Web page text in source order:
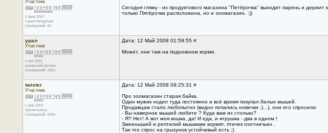
Участник
с фев 2007
Санкт-Петербург
Сообщений: 43
Сегодня гляжу - из продуктового магазина "Петёрочка" выходит парень и
только Пятёрочка расположена, но и зоомагазин. :))
урал
Участник
с окт 2007
уральский регион
Сообщений: 1863
Дата: 12 Май 2008 01:59:55 #
Может, они там на подножном корме.
twister
Участник
с апр 2007
Архангельск
Сообщений: 3264
Дата: 12 Май 2008 09:25:31 #
Про зоомагазин старая байка.
Один мужик ходил туда постоянно и всё время покупал белых мышей.
Продавцам стало любопытно (видно попались новички ;)...), они его спросили:
- Вы наверное мышей любите ? Куда вам их столько?
- Я? Нет! А вот моя кошка, да! И еда, и игрушка - два в одном !
Змеенышей и рептилий мышками кормят, птичек охотничьих .
Так что спрос на грызунов устойчивый есть ;).